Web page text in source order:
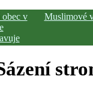
v
Muslimové